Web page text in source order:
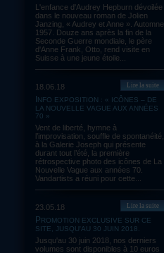
L'enfance d'Audrey Hepburn dévoilée
dans le nouveau roman de Jolien
Janzing, « Audrey et Anne ». Automne
1957. Douze ans après la fin de la
Seconde Guerre mondiale, le père
d'Anne Frank, Otto, rend visite en
Suisse à une jeune étoile...
18.06.18
LA NOUVELLE VAGUE AUX ANNÉES
70 »
Vent de liberté, hymne à
l’improvisation, souffle de spontanéité,
à la Galerie Joseph qui présente
durant tout l’été, la première
rétrospective photo des icônes de La
Nouvelle Vague aux années 70.
Vandartists a réuni pour cette...
Lire la suite
23.05.18
PROMOTION EXCLUSIVE SUR CE
SITE, JUSQU'AU 30 JUIN 2018.
Jusqu'au 30 juin 2018, nos derniers
volumes sont disponibles à 10 euros
Lire la suite